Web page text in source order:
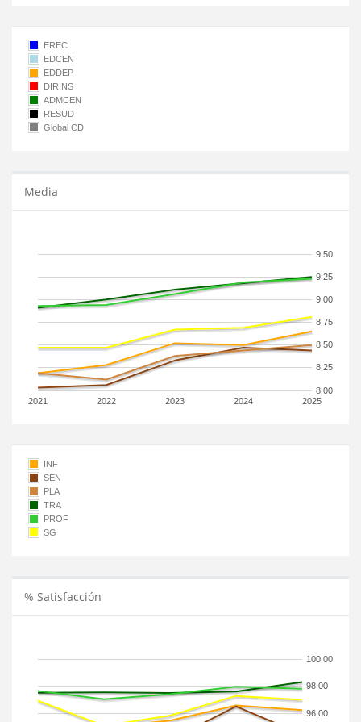
EREC
EDCEN
EDDEP
DIRINS
ADMCEN
RESUD
Global CD
Media
2021 2022 2023 2024 2025
8.00
8.25
8.50
8.75
9.00
9.25
9.50
INF
SEN
PLA
TRA
PROF
SG
% Satisfacción
96.00
98.00
100.00